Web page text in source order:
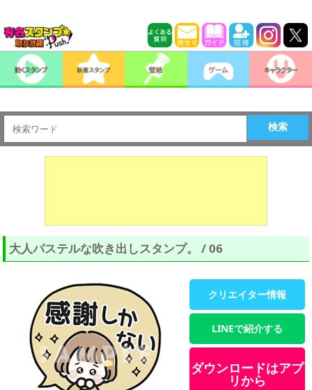
検索
大人パステルな吹き出しスタンプ。 / 06
クリエイター情報
LINEで紹介する
ダウンロードはアプ
リから